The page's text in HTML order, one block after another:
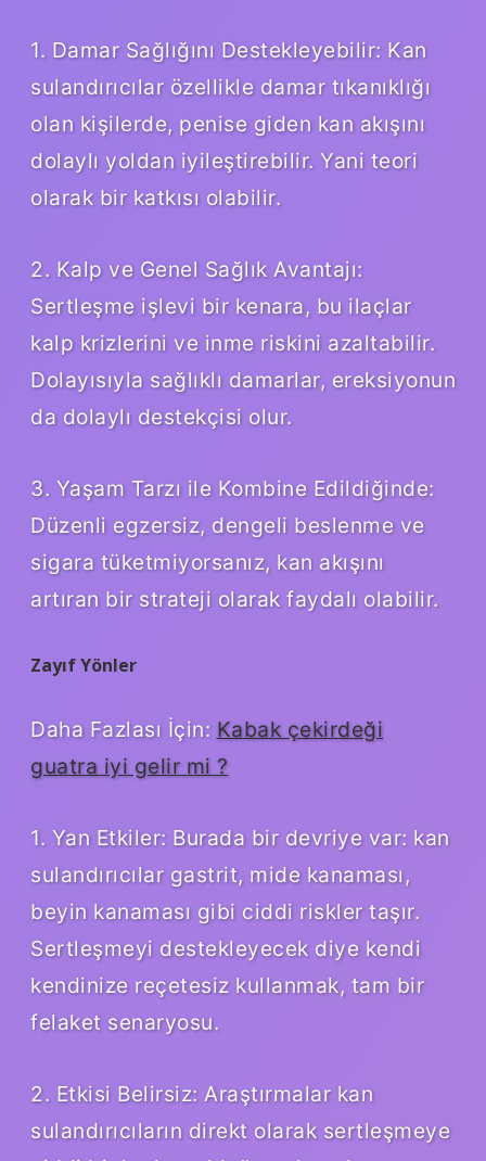
1. Damar Sağlığını Destekleyebilir: Kan
sulandırıcılar özellikle damar tıkanıklığı
olan kişilerde, penise giden kan akışını
dolaylı yoldan iyileştirebilir. Yani teori
olarak bir katkısı olabilir.
2. Kalp ve Genel Sağlık Avantajı:
Sertleşme işlevi bir kenara, bu ilaçlar
kalp krizlerini ve inme riskini azaltabilir.
Dolayısıyla sağlıklı damarlar, ereksiyonun
da dolaylı destekçisi olur.
3. Yaşam Tarzı ile Kombine Edildiğinde:
Düzenli egzersiz, dengeli beslenme ve
sigara tüketmiyorsanız, kan akışını
artıran bir strateji olarak faydalı olabilir.
Zayıf Yönler
Daha Fazlası İçin: Kabak çekirdeği
guatra iyi gelir mi ?
1. Yan Etkiler: Burada bir devriye var: kan
sulandırıcılar gastrit, mide kanaması,
beyin kanaması gibi ciddi riskler taşır.
Sertleşmeyi destekleyecek diye kendi
kendinize reçetesiz kullanmak, tam bir
felaket senaryosu.
2. Etkisi Belirsiz: Araştırmalar kan
sulandırıcıların direkt olarak sertleşmeye